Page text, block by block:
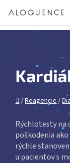
Domov
/Reagencie /
Rýchlotesty na
poškodenia ako
rýchle
u pacientov s